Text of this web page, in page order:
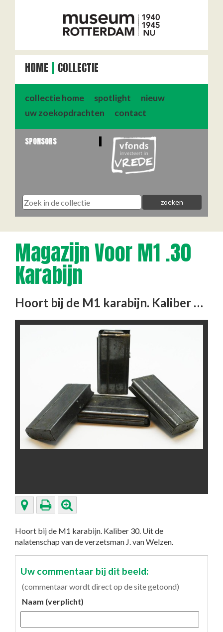
HOME COLLECTIE
collectie home spotlight
nieuw
uw zoekopdrachten
contact
SPONSORS
Magazijn Voor M1 .30
Karabijn
Hoort bij de M1 karabijn. Kaliber 30. Uit de nalatenschap van de verzetsman J. van Welzen.
Hoort bij de M1 karabijn. Kaliber 30. Uit de
nalatenschap van de verzetsman J. van Welzen.
Uw commentaar bij dit beeld:
(commentaar wordt direct op de site getoond)
Naam (verplicht)